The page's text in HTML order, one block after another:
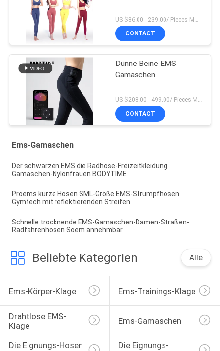
US $86.00 - 239.00/ Pieces MOQ:1pieces
CONTACT
Dünne Beine EMS-
Gamaschen
US $208.00 - 499.00/ Pieces MOQ:1pieces
CONTACT
Ems-Gamaschen
Der schwarzen EMS die Radhose-Freizeitkleidung
Gamaschen-Nylonfrauen BODYTIME
Proems kurze Hosen SML-Größe EMS-Strumpfhosen
Gymtech mit reflektierenden Streifen
Schnelle trocknende EMS-Gamaschen-Damen-Straßen-
Radfahrenhosen Soem annehmbar
Beliebte Kategorien Alle
Ems-Körper-Klage Ems-Trainings-Klage
Drahtlose EMS-
Klage
Ems-Gamaschen
Die Eignungs-Hosen
Die Eignungs-